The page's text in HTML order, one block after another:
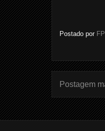
Postado por
Postagem